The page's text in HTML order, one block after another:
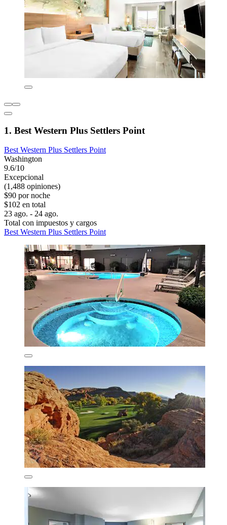
1. Best Western Plus Settlers Point
Best Western Plus Settlers Point
Washington
9.6/10
Excepcional
(1,488 opiniones)
$90 por noche
$102 en total
23 ago. - 24 ago.
Total con impuestos y cargos
Best Western Plus Settlers Point